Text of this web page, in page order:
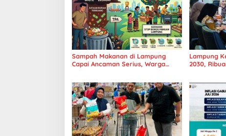
Sampah Makanan di Lampung
Capai Ancaman Serius, Warga
Lampung
2030,